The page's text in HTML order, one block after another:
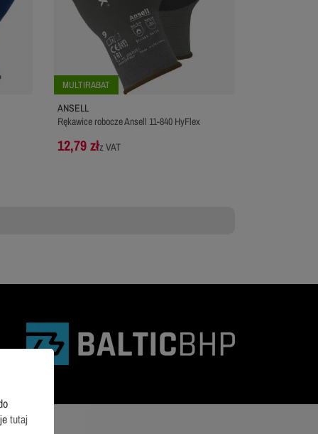
MULTIRABAT
ANSELL
Rękawice robocze Ansell 11-840 HyFlex
12,79 złz VAT
tutaj